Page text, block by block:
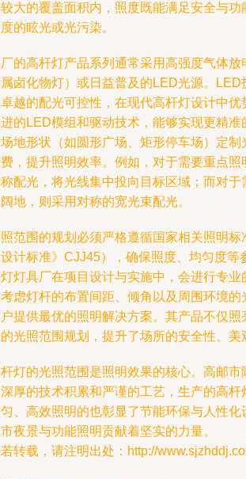
大的覆盖面积内，照度既能满足安全与功
的眩光或光污染。
的高杆灯产品系列通常采用高强度气体放
卤化物灯）或日益普及的LED光源。LED
越的配光可控性，在现代高杆灯设计中优
的LED模组和驱动技术，能够实现更精准
地形状（如圆形广场、矩形停车场）定制
，提升照明效率。例如，对于需要重点照
配光，将光线集中投向目标区域；而对于
地，则采用对称的宽光束配光。
范围的规划必须严格遵循国家相关照明标
计标准》CJJ45），确保照度、均匀度等
灯具厂在项目设计与实施中，会进行专业
虑灯杆的布置间距、倾角以及周围环境的
提供最优的照明解决方案。其产品不仅照
光照范围规划，提升了场所的安全性、美
灯的光照范围是照明效果的核心。高邮市
厚的技术积累和严谨的工艺，生产的高杆
、高效照明的也彰显了节能环保与人性化
夜景与功能照明贡献着坚实的力量。
转载，请注明出处：http://